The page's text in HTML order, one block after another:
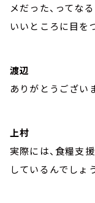
メだった、ってな
いいところに目を
渡辺
ありがとうござい
上村
実際には、食糧支
しているんでしょ